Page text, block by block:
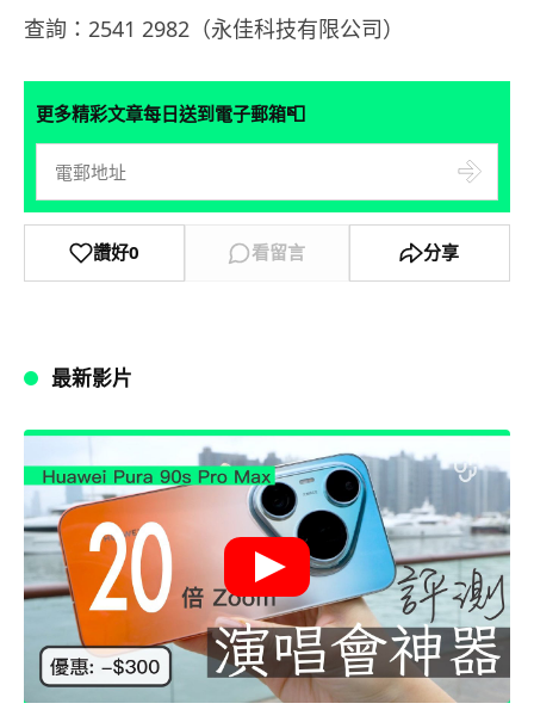
查詢：2541 2982（永佳科技有限公司）
更多精彩文章每日送到電子郵箱📮
讚好0 看留言 分享
最新影片